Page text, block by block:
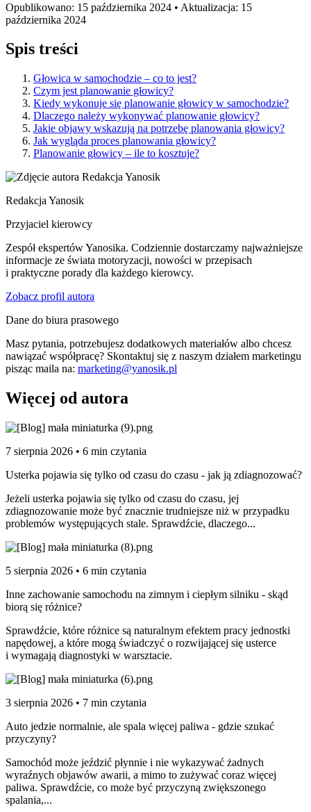
Opublikowano: 15 października 2024 • Aktualizacja: 15
października 2024
Spis treści
Głowica w samochodzie – co to jest?
Czym jest planowanie głowicy?
Kiedy wykonuje się planowanie głowicy w samochodzie?
Dlaczego należy wykonywać planowanie głowicy?
Jakie objawy wskazują na potrzebę planowania głowicy?
Jak wygląda proces planowania głowicy?
Planowanie głowicy – ile to kosztuje?
Redakcja Yanosik
Przyjaciel kierowcy
Zespół ekspertów Yanosika. Codziennie dostarczamy najważniejsze
informacje ze świata motoryzacji, nowości w przepisach
i praktyczne porady dla każdego kierowcy.
Zobacz profil autora
Dane do biura prasowego
Masz pytania, potrzebujesz dodatkowych materiałów albo chcesz
nawiązać współpracę? Skontaktuj się z naszym działem marketingu
pisząc maila na: marketing@yanosik.pl
Więcej od autora
7 sierpnia 2026 • 6 min czytania
Usterka pojawia się tylko od czasu do czasu - jak ją zdiagnozować?
Jeżeli usterka pojawia się tylko od czasu do czasu, jej
zdiagnozowanie może być znacznie trudniejsze niż w przypadku
problemów występujących stale. Sprawdźcie, dlaczego...
5 sierpnia 2026 • 6 min czytania
Inne zachowanie samochodu na zimnym i ciepłym silniku - skąd
biorą się różnice?
Sprawdźcie, które różnice są naturalnym efektem pracy jednostki
napędowej, a które mogą świadczyć o rozwijającej się usterce
i wymagają diagnostyki w warsztacie.
3 sierpnia 2026 • 7 min czytania
Auto jedzie normalnie, ale spala więcej paliwa - gdzie szukać
przyczyny?
Samochód może jeździć płynnie i nie wykazywać żadnych
wyraźnych objawów awarii, a mimo to zużywać coraz więcej
paliwa. Sprawdźcie, co może być przyczyną zwiększonego
spalania,...